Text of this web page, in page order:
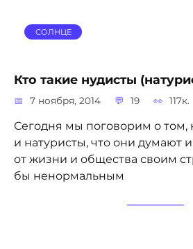
СОЛНЦЕ
Кто такие нудисты
7 ноября, 2014 19 117к.
Сегодня мы поговорим о том,
и натуристы, что они думают
от жизни и общества своим
бы ненормальным